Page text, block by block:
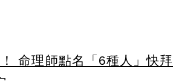
命理師點名「6種人」快拜